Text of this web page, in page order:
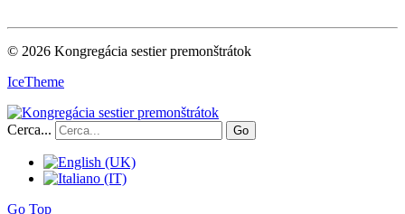
© 2026 Kongregácia sestier premonštrátok
IceTheme
Cerca... Go
Go Top